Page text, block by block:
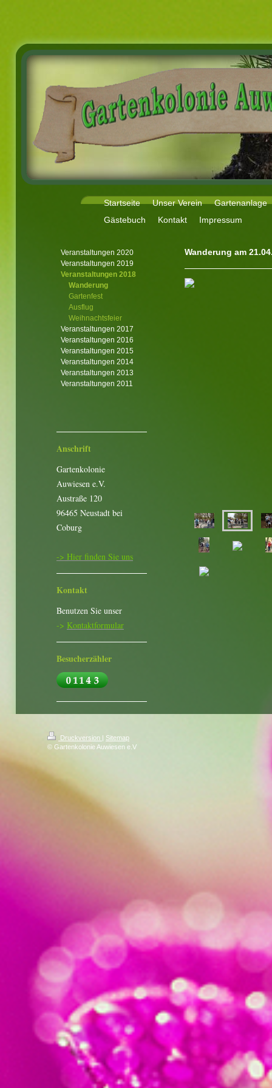
Startseite Unser Verein
Gartenanlage
Gästebuch
Kontakt Impressum
Wanderung am
Veranstaltungen 2020
Veranstaltungen 2019
Veranstaltungen 2018
Wanderung
Gartenfest
Ausflug
Weihnachtsfeier
Veranstaltungen 2017
Veranstaltungen 2016
Veranstaltungen 2015
Veranstaltungen 2014
Veranstaltungen 2013
Veranstaltungen 2011
Anschrift
Gartenkolonie
Auwiesen e.V.
Austraße 120
96465 Neustadt bei
Coburg
-> Hier finden Sie uns
Kontakt
Benutzen Sie unser
-> Kontaktformular
Besucherzähler
Druckversion | Sitemap
© Gartenkolonie Auwiesen e.V